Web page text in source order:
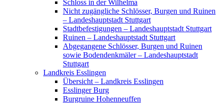
Schloss in der Wilhelma
Nicht zugängliche Schlösser, Burgen und Ruinen
– Landeshauptstadt Stuttgart
Stadtbefestigungen – Landeshauptstadt Stuttgart
Ruinen – Landeshauptstadt Stuttgart
Abgegangene Schlösser, Burgen und Ruinen
sowie Bodendenkmäler – Landeshauptstadt
Stuttgart
Landkreis Esslingen
Übersicht – Landkreis Esslingen
Esslinger Burg
Burgruine Hohenneuffen